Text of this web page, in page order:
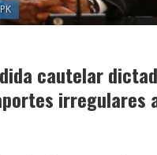
cautelar
irregulares